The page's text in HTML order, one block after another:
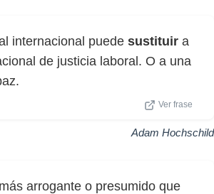
internacional puede sustituir a
de justicia laboral. O a una
Ver frase
Adam Hochschild
arrogante o presumido que